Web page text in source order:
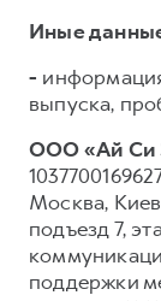
Иные
-
выпуска,
ООО «Ай Си
Москва,
подъезд 7,
поддержки